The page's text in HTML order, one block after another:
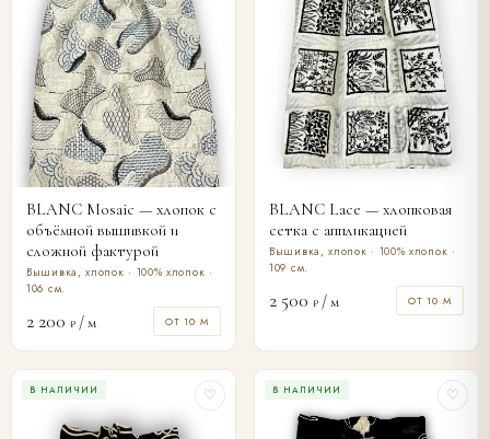
BLANC Mosaic — хлопок с
объёмной вышивкой и
сложной фактурой
Вышивка, хлопок · 100% хлопок ·
106 см.
2 200 ₽ / м ОТ 10 М
BLANC Lace — хлопковая
сетка с аппликацией
Вышивка, хлопок · 100% хлопок ·
109 см.
2 500 ₽ / м ОТ 10 М
В НАЛИЧИИ ♡ В НАЛИЧИИ ♡